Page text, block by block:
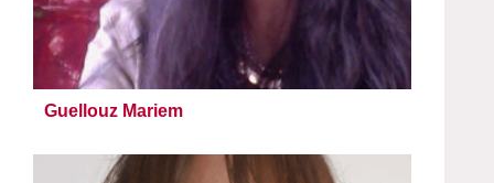
Guellouz Mariem